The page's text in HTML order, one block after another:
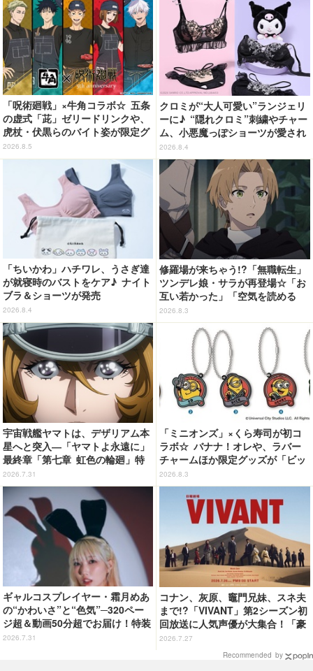
オラの妖怪バケ～ション』公開記
念】
「呪術廻戦」×牛角コラボ☆ 五条
の虚式「茈」ゼリードリンクや、
虎杖・伏黒らのバイト姿が限定グ
ッズに【8月26日～】
2026.8.5
クロミが“大人可愛い”ランジェリ
ーに♪ “隠れクロミ”刺繍やチャー
ム、小悪魔っぽショーツが愛され
度満点◎
2026.8.4
「ちいかわ」ハチワレ、うさぎ達
が就寝時のバストをケア♪ ナイト
ブラ＆ショーツが発売
2026.8.4
修羅場が来ちゃう!?「無職転生」
ツンデレ娘・サラが再登場☆「お
互い若かった」「空気を読める
嫁」「嫁が3人になりそうなフラ
グ」【第6話ネタバレあり反応ま
2026.8.3
宇宙戦艦ヤマトは、デザリアム本
星へと突入―「ヤマトよ永遠に」
最終章「第七章 虹色の輪廻」特
報映像が公開！加藤直之新規描き
下ろし特製スリーブのBlu-ray＆D
VD情報も
2026.7.31
「ミニオンズ」×くら寿司が初コ
ラボ☆ バナナ！オレや、ラバー
チャームほか限定グッズが「ビッ
くらポン！」に登場【8月7日～】
2026.8.3
ギャルコスプレイヤー・霜月めあ
の“かわいさ”と“色気”─320ペー
ジ超＆動画50分超でお届け！特装
合本版のデジタル写真集が登場
2026.7.31
コナン、灰原、竈門兄妹、スネ夫
まで!?「VIVANT」第2シーズン初
回放送に人気声優が大集合！「豪
華すぎる」花江夏樹＆鬼頭明里＆
2026.7.27
Recommended by